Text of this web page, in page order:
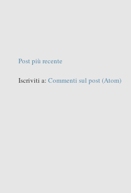
Post più recente
Iscriviti a:Commenti sul post (Atom)